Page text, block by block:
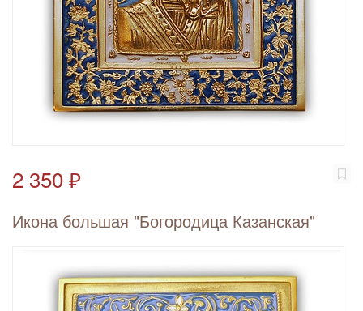
2 350 ₽
Икона большая "Богородица Казанская"